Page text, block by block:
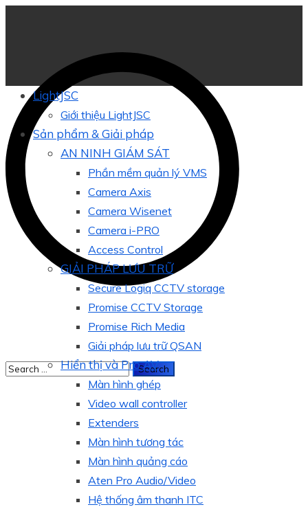
LightJSC
Giới thiệu LightJSC
Sản phẩm & Giải pháp
AN NINH GIÁM SÁT
Phần mềm quản lý VMS
Camera Axis
Camera Wisenet
Camera i-PRO
Access Control
GIẢI PHÁP LƯU TRỮ
Secure Logiq CCTV storage
Promise CCTV Storage
Promise Rich Media
Giải pháp lưu trữ QSAN
Hiển thị và Pro AV
Màn hình ghép
Video wall controller
Extenders
Màn hình tương tác
Màn hình quảng cáo
Aten Pro Audio/Video
Hệ thống âm thanh ITC